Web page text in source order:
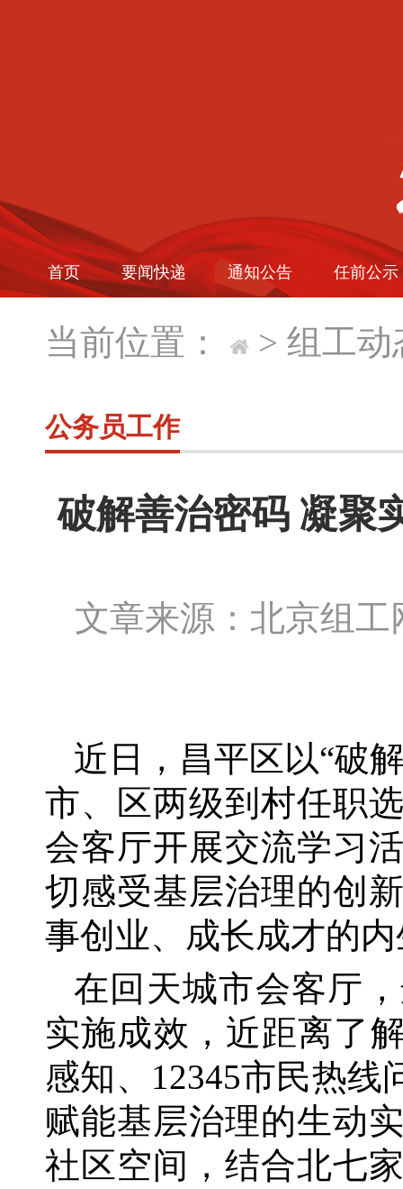
首页 要闻快递 通知公告 任前公示
当前位置： > 组工动
公务员工作
破解善治密码 凝
文章来源：北京
近日，昌平区以“破
市、区两级到村任职
会客厅开展交流学习
切感受基层治理的创
事创业、成长成才的
在回天城市会客厅
实施成效，近距离了
感知、12345市民热
赋能基层治理的生动
社区空间，结合北七